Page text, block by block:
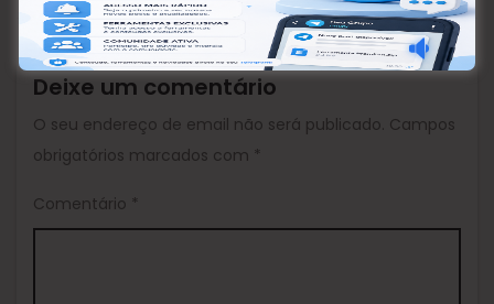
Deixe um comentário
O seu endereço de email não será publicado. Campos
obrigatórios marcados com *
Comentário *